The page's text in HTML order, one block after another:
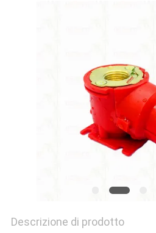
Descrizione di prodotto